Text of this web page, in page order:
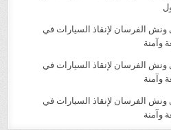
ونش الفرسان لإنقاذ السيارات في
ونش الفرسان لإنقاذ السيارات في
ونش الفرسان لإنقاذ السيارات في